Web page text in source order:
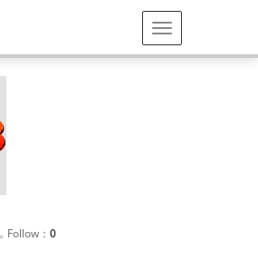
Follow： 0